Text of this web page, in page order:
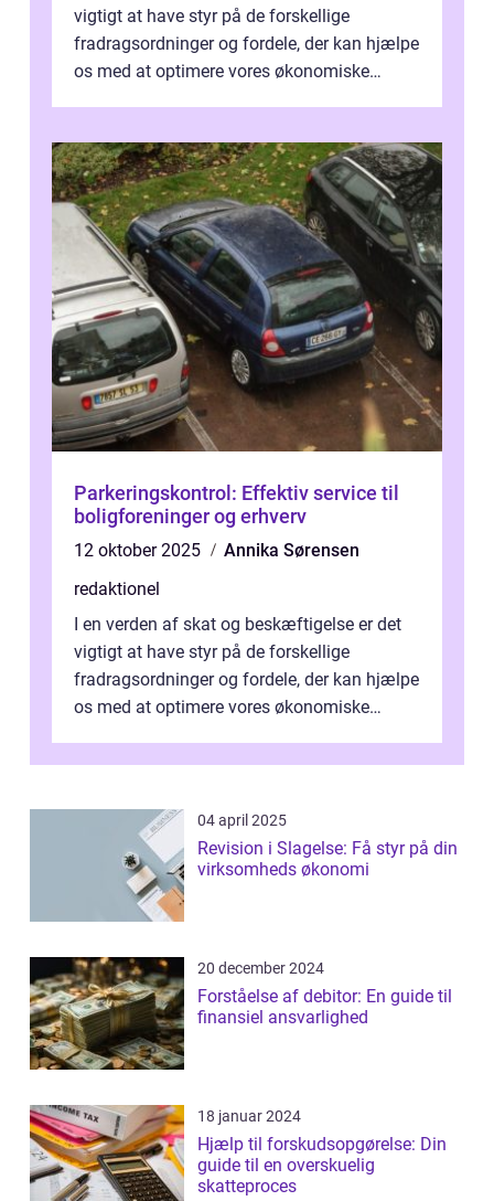
vigtigt at have styr på de forskellige
fradragsordninger og fordele, der kan hjælpe
os med at optimere vores økonomiske
Parkeringskontrol: Effektiv service til
boligforeninger og erhverv
12 oktober 2025
Annika Sørensen
redaktionel
I en verden af skat og beskæftigelse er det
vigtigt at have styr på de forskellige
fradragsordninger og fordele, der kan hjælpe
os med at optimere vores økonomiske
04 april 2025
Revision i Slagelse: Få styr på din
virksomheds økonomi
20 december 2024
Forståelse af debitor: En guide til
finansiel ansvarlighed
18 januar 2024
Hjælp til forskudsopgørelse: Din
guide til en overskuelig
skatteproces